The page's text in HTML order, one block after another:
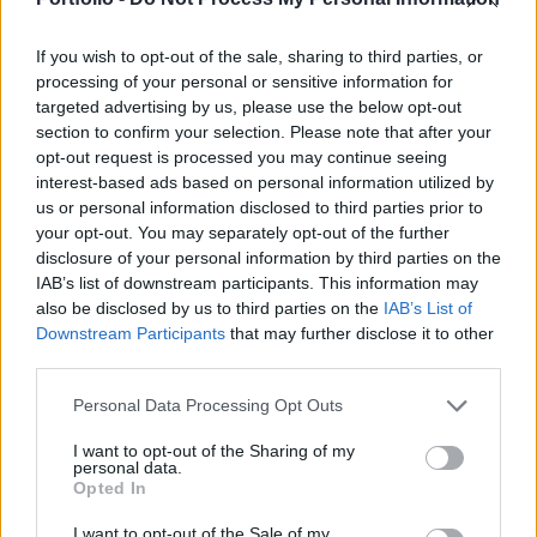
If you wish to opt-out of the sale, sharing to third parties, or
processing of your personal or sensitive information for
targeted advertising by us, please use the below opt-out
section to confirm your selection. Please note that after your
opt-out request is processed you may continue seeing
interest-based ads based on personal information utilized by
us or personal information disclosed to third parties prior to
your opt-out. You may separately opt-out of the further
disclosure of your personal information by third parties on the
IAB’s list of downstream participants. This information may
also be disclosed by us to third parties on the IAB’s List of
Downstream Participants that may further disclose it to other
Personal Data Processing Opt Outs
I want to opt-out of the Sharing of my
personal data.
Opted In
I want to opt-out of the Sale of my
ki mondta hogy szép hozamaim voltak? :)
0 2 Válasz erre
N0MAD
2026. 06. 01. 19:26
Előzmény:#4583Firekiller
tehát az elmúlt évek szép hozamait leadózod, aztán ha esetleg
most nem annyira szép évek jönnek akkor azokat majd nem?
Ezzel a leadózással amúgy lecsökkentve a tőkét ami amúgy
hozamot termel?
Nekem valahogy nem áll össze ez a matek.De ahogy érzed.
1 0 Válasz erre
Előzmény:#4583Firekiller
Na jó, de attól, hogy az adó kivetése a jövőben történik, ez még egy
visszamenőleges hatású intézkedés, hiszen a megkötés